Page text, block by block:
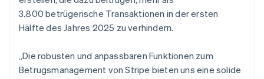
3.800 betrügerische Transaktionen in der ersten
Hälfte des Jahres 2025 zu verhindern.
„Die robusten und anpassbaren Funktionen zum
Betrugsmanagement von Stripe bieten uns eine solide